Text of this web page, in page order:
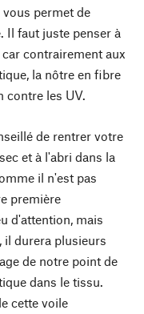
permet de
Il faut juste penser à
contrairement aux
la nôtre en fibre
contre les UV.
de rentrer votre
et à l'abri dans la
il n'est pas
première
d'attention, mais
il durera plusieurs
de notre point de
dans le tissu.
cette voile